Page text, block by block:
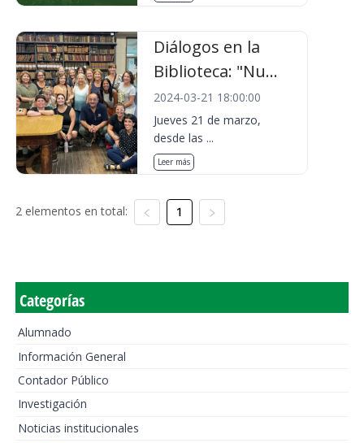
Diálogos en la
Biblioteca: "Nu...
2024-03-21 18:00:00
Jueves 21 de marzo,
desde las ...
Leer más
2 elementos en total: 1
Categorías
Alumnado
Información General
Contador Público
Investigación
Noticias institucionales